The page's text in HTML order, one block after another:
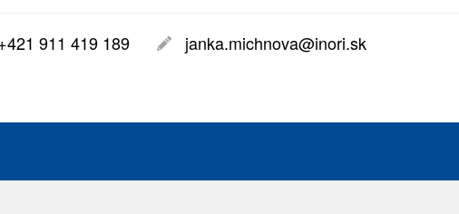
janka.michnova@inori.sk
911 419 189